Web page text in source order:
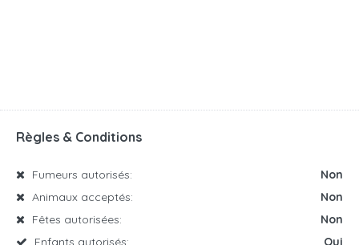
Règles & Conditions
Fumeurs autorisés:
Non
Animaux acceptés:
Non
Fêtes autorisées:
Non
Enfants autorisés:
Oui